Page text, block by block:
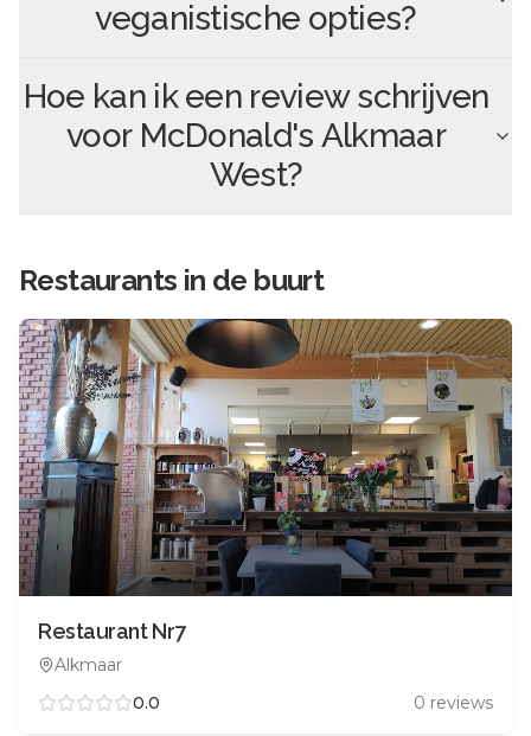
veganistische opties?
Hoe kan ik een review schrijven
voor McDonald's Alkmaar
West?
Restaurants in de buurt
Restaurant Nr7
Alkmaar
0.0
0 reviews